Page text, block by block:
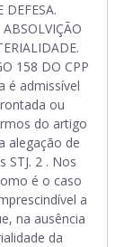
DEFESA.
158 DO CPP
é admissível
ou
do artigo
alegação de
STJ. 2 . Nos
é o caso
a
na ausência
da